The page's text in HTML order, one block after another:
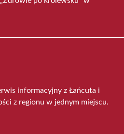
informacyjny z Łańcuta i
z regionu w jednym miejscu.